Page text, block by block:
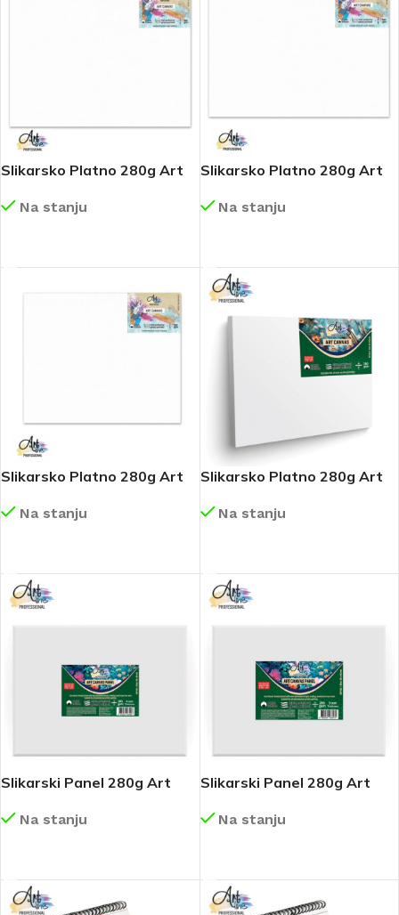
Slikarsko Platno 280g Art
Na stanju
Slikarsko Platno 280g Art
Na stanju
Slikarsko Platno 280g Art
Na stanju
Slikarsko Platno 280g Art
Na stanju
Slikarski Panel 280g Art
Na stanju
Slikarski Panel 280g Art
Na stanju